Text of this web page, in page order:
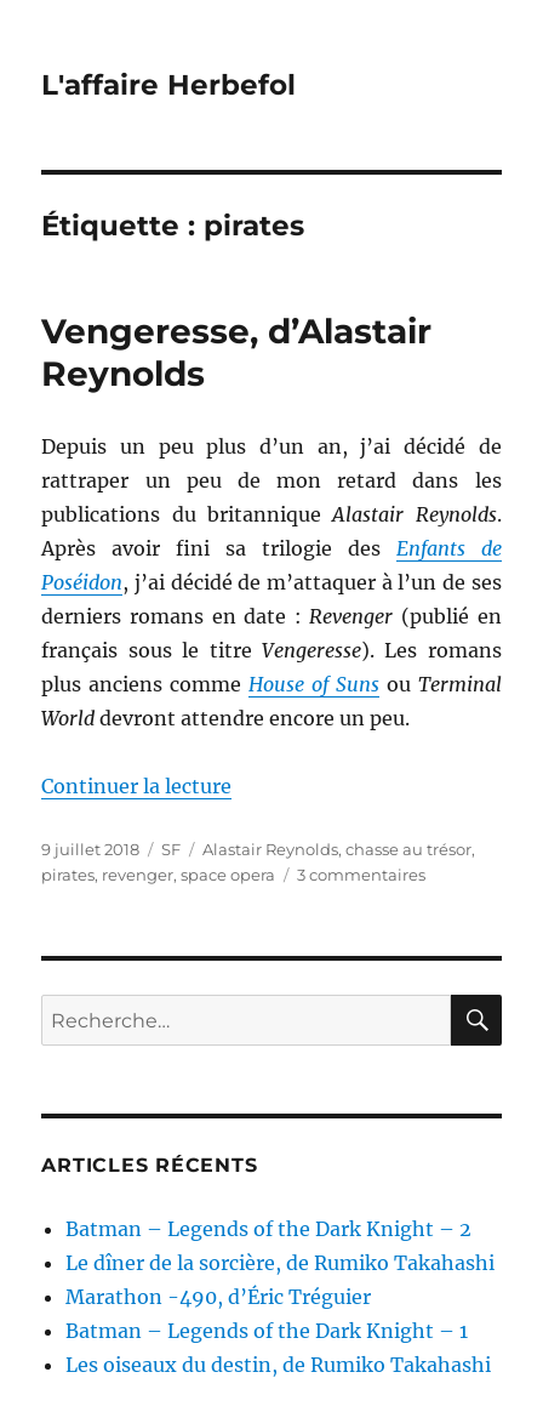
L'affaire Herbefol
Étiquette : pirates
Vengeresse, d’Alastair
Reynolds
Depuis un peu plus d’un an, j’ai décidé de
rattraper un peu de mon retard dans les
publications du britanniqueAlastair Reynolds.
Après avoir fini sa trilogie des Enfants de
Poséidon, j’ai décidé de m’attaquer à l’un de ses
derniers romans en date :Revenger (publié en
français sous le titre Vengeresse). Les romans
plus anciens commeHouse of Sunsou Terminal
World devront attendre encore un peu.
Continuer la lecture
Publié
le
9 juillet 2018 Catégories
SF Étiquettes
Alastair Reynolds,chasse au trésor,
pirates, revenger,space opera 3 commentairessur
Recherche
pour :
ARTICLES RÉCENTS
Batman – Legends of the Dark Knight – 2
Le dîner de la sorcière, de Rumiko Takahashi
Marathon -490, d’Éric Tréguier
Batman – Legends of the Dark Knight – 1
Les oiseaux du destin, de Rumiko Takahashi